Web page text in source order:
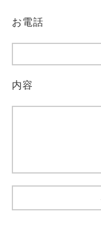
お電話
内容